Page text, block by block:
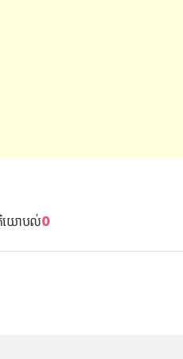
យោបល់0